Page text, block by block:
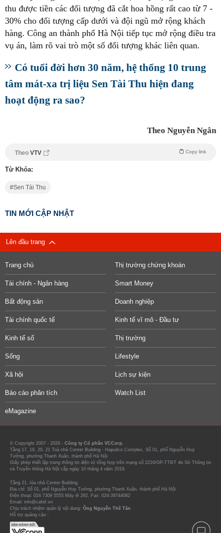
thu được tiền các đối tượng đã cắt hoa hồng rất cao từ 7 -
30% cho đối tượng cấp dưới và đội ngũ mở rộng khách
hàng. Công an thành phố Hà Nội tiếp tục mở rộng điều tra
vụ án, làm rõ vai trò một số đối tượng khác liên quan.
Có tuổi đời hơn 30 năm, hệ thống 10 trung
tâm mát-xa trị liệu Sen Tài Thu hiện đang
hoạt động ra sao?
Theo Nguyễn Ngân
Theo VTV Copy link
Từ Khóa:
Sen Tài Thu
TIN MỚI CẬP NHẬT
Lên đầu trang
Trang chủ Thị trường chứng khoán
Tài chính - Ngân hàng Smart Money
Bất động sản Doanh nghiệp
Tài chính quốc tế Kinh tế vĩ mô - Đầu tư
Kinh tế số Thị trường
Sống Lifestyle
Xã hội Lịch sự kiện
Báo cáo phân tích Watch List
eMagazine
© Copyright 2007 - 2026 - Công ty Cổ phần VCCorp.
Tầng 17, 19, 20, 21 Toà nhà Center Building - Hapulico Complex, Số 01, phố Nguyễn Huy
Tưởng, phường Thanh Xuân, thành phố Hà Nội
Giấy phép thiết lập trang thông tin điện tử tổng hợp trên mạng số 2216/GP-TTĐT do Sở Thông tin
và Truyền thông Hà Nội cấp ngày 10 tháng 4 năm 2019.
Tầng 21, tòa nhà Center Building.
Địa chỉ: Số 01, phố Nguyễn Huy Tưởng, phường Thanh Xuân, thành phố Hà Nội
Điện thoại: 024 7309 5555 Máy lẻ 292. Fax: 024-39744082
Email: info@cafef.vn
Chịu trách nhiệm quản lý nội dung: Ông Nguyễn Thế Tân
Hỗ trợ quảng cáo :